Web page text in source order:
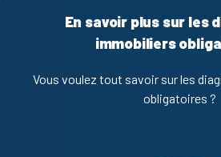
En savoir plus sur les
immobiliers
Vous voulez tout savoir sur les
obligatoires ?